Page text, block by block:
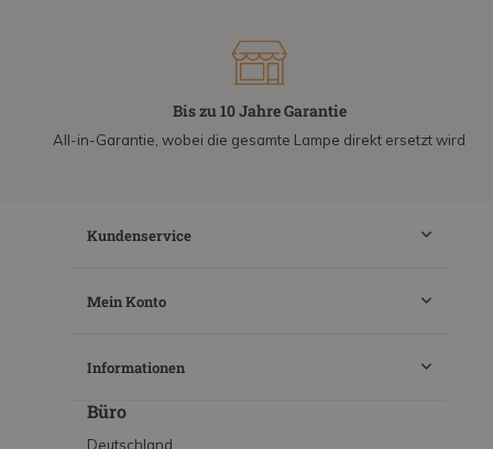
Bis zu 10 Jahre Garantie
All-in-Garantie, wobei die gesamte Lampe direkt ersetzt wird
Kundenservice
Mein Konto
Informationen
Büro
Deutschland